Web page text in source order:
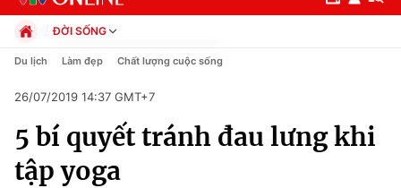
Chuyên mục
Chính trị
ĐỜI SỐNG
Chính trị
Pháp luật
Kinh tế
Thể thao
Truyền hình
Du lịch Làm đẹp Chất lượng cuộc sống
26/07/2019 14:37 GMT+7
5 bí quyết tránh đau lưng khi
tập yoga